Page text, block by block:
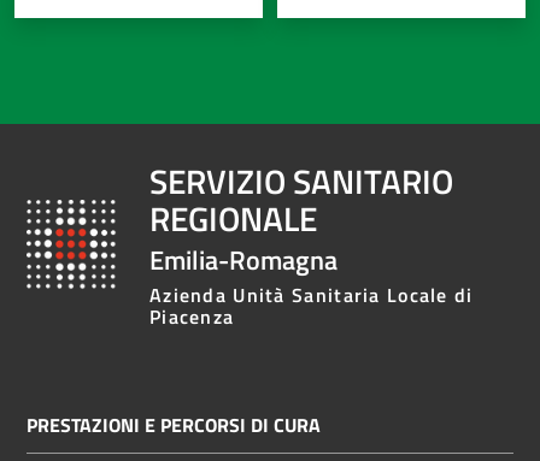
SERVIZIO SANITARIO
REGIONALE
Emilia-Romagna
Azienda Unità Sanitaria Locale di
Piacenza
PRESTAZIONI E PERCORSI DI CURA